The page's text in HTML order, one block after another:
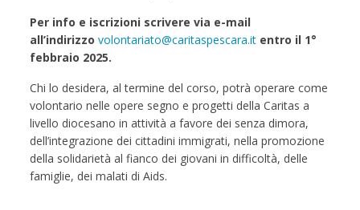
Per info e iscrizioni scrivere via e-mail
all’indirizzovolontariato@caritaspescara.it entro il 1°
febbraio 2025.
Chi lo desidera, al termine del corso, potrà operare come
volontario nelle opere segno e progetti della Caritas a
livello diocesano in attività a favore dei senza dimora,
dell’integrazione dei cittadini immigrati, nella promozione
della solidarietà al fianco dei giovani in difficoltà, delle
famiglie, dei malati di Aids.